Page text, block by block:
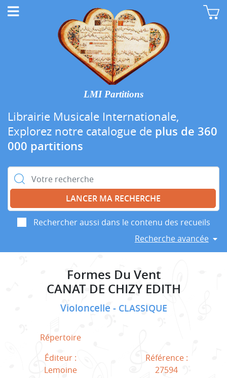
LMI Partitions
Librairie Musicale Internationale,
Explorez notre catalogue de plus de 360
000 partitions
Rechercher :
Rechercher aussi dans le contenu des recueils
Recherche avancée
Formes Du Vent
CANAT DE CHIZY EDITH
Violoncelle CLASSIQUE
Répertoire
Éditeur :
Lemoine
Référence :
27594